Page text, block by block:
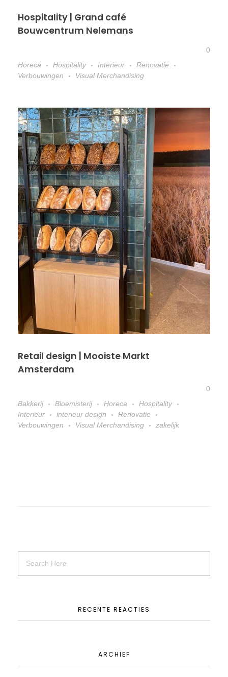
Hospitality | Grand café
Bouwcentrum Nelemans
0
Horeca
Hospitality Interieur
Renovatie
Verbouwingen
Visual Merchandising
Retail design | Mooiste Markt
Amsterdam
0
Bakkerij
Bloemisterij Horeca
Hospitality
Interieur
interieur design
Renovatie
Verbouwingen
Visual Merchandising zakelijk
RECENTE REACTIES
ARCHIEF